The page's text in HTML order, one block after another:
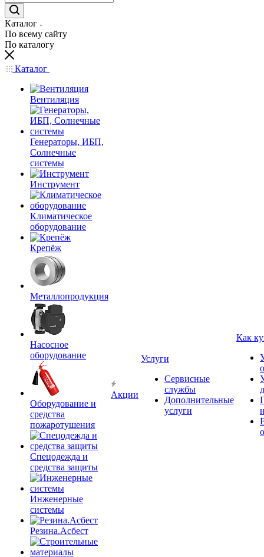
Каталог
По всему сайту
По каталогу
Каталог
Вентиляция
Генераторы, ИБП,
Солнечные
системы
Инструмент
Климатическое
оборудование
Крепёж
Металлопродукция
Насосное
оборудование
Оборудование и
средства
пожаротушения
Спецодежда и
средства защиты
Инженерные
системы
Резина.Асбест
Акции
Услуги
Сервисные
службы
Дополнительные
услуги
Как